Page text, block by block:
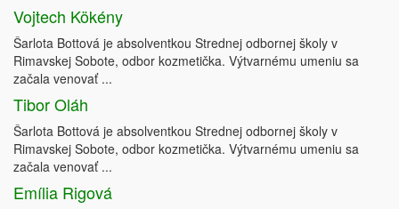
Vojtech Kökény
Šarlota Bottová je absolventkou Strednej odbornej školy v
Rimavskej Sobote, odbor kozmetička. Výtvarnému umeniu sa
začala venovať ...
Tibor Oláh
Šarlota Bottová je absolventkou Strednej odbornej školy v
Rimavskej Sobote, odbor kozmetička. Výtvarnému umeniu sa
začala venovať ...
Emília Rigová